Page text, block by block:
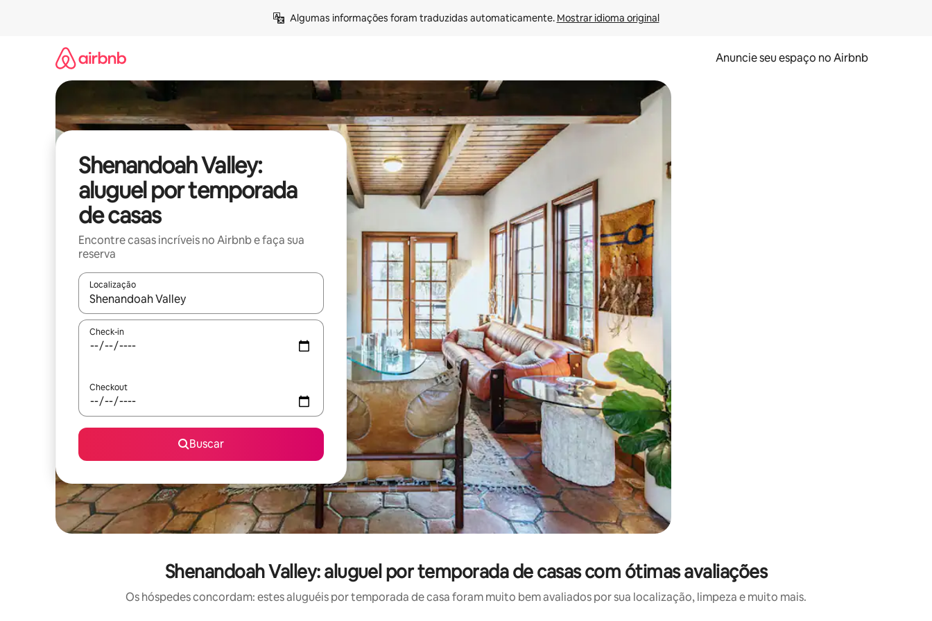
Algumas informações foram traduzidas automaticamente. Mostrar idioma original
Anuncie seu espaço no Airbnb
Shenandoah Valley:
aluguel por temporada
de casas
Encontre casas incríveis no Airbnb e faça sua
reserva
Localização
Quando os resultados estiverem disponíveis, explore-os usando as seta para cima e para baixo do teclado ou tocando e deslizando o dedo na tela.
Check-in
Checkout
Buscar
Shenandoah Valley: aluguel por temporada de casas com ótimas avaliações
Os hóspedes concordam: estes aluguéis por temporada de casa foram muito bem avaliados por sua localização, limpeza e muito mais.